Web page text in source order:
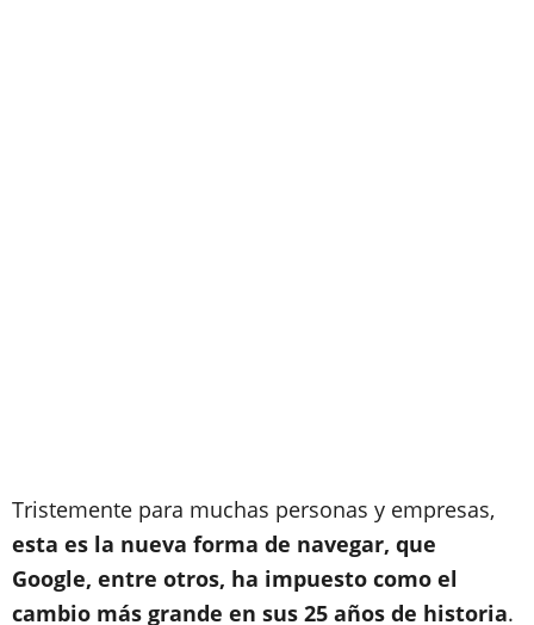
Tristemente para muchas personas y empresas,
esta es la nueva forma de navegar, que
Google, entre otros, ha impuesto como el
cambio más grande en sus 25 años de historia.